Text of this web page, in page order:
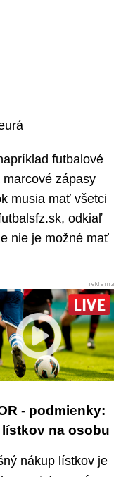
futbalové
zápasy
musia mať všetci
odkiaľ
nie je možné mať
- podmienky:
na osobu
nákup lístkov je